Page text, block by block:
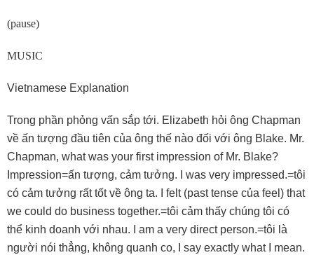
(pause)
MUSIC
Vietnamese Explanation
Trong phần phỏng vấn sắp tới. Elizabeth hỏi ông Chapman
về ấn tượng đầu tiên của ông thế nào đối với ông Blake. Mr.
Chapman, what was your first impression of Mr. Blake?
Impression=ấn tượng, cảm tưởng. I was very impressed.=tôi
có cảm tưởng rất tốt về ông ta. I felt (past tense của feel) that
we could do business together.=tôi cảm thấy chúng tôi có
thể kinh doanh với nhau. I am a very direct person.=tôi là
người nói thẳng, không quanh co, I say exactly what I mean.